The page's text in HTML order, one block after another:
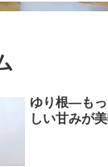
ゆり根―もっ
しい甘みが